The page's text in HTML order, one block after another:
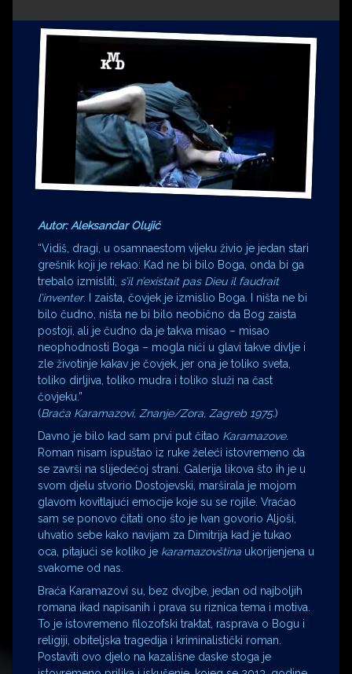
Drugi autori
Drugi autori
Matea Andrić
Ljiljana Lekanić-Kljaić
Željko Krznarić
Mario Lovreković
Miroslav Šantek
Autor: Aleksandar Olujić
“Vidiš, dragi, u osamnaestom vijeku živio je jedan stari
grešnik koji je rekao: Kad ne bi bilo Boga, onda bi ga
trebalo izmisliti, s’il n’existait pas Dieu il faudrait
l’inventer. I zaista, čovjek je izmislio Boga. I ništa ne bi
bilo čudno, ništa ne bi bilo neobično da Bog zaista
postoji, ali je čudno da je takva misao – misao
neophodnosti Boga – mogla nići u glavi takve divlje i
zle životinje kakav je čovjek, jer ona je toliko sveta,
toliko dirljiva, toliko mudra i toliko služi na čast
čovjeku.”
(Braća Karamazovi, Znanje/Zora, Zagreb 1975.)
Davno je bilo kad sam prvi put čitao Karamazove.
Roman nisam ispuštao iz ruke želeći istovremeno da
se završi na slijedećoj strani. Galerija likova što ih je u
svom djelu stvorio Dostojevski, marširala je mojom
glavom kovitlajući emocije koje su se rojile. Vraćao
sam se ponovo čitati ono što je Ivan govorio Aljoši,
uhvatio sebe kako navijam za Dimitrija kad je tukao
oca, pitajući se koliko je karamazovština ukorijenjena u
svakome od nas.
Braća Karamazovi su, bez dvojbe, jedan od najboljih
romana ikad napisanih i prava su riznica tema i motiva.
To je istovremeno filozofski traktat, rasprava o Bogu i
religiji, obiteljska tragedija i kriminalistički roman.
Postaviti ovo djelo na kazališne daske stoga je